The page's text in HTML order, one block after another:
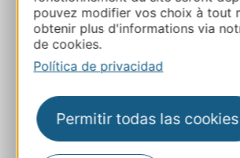
pouvez modifier vos choix à tout
obtenir plus d'informations via
de cookies.
Política de privacidad
Permitir todas las cookies
E-mail
Sitio web
Facebook